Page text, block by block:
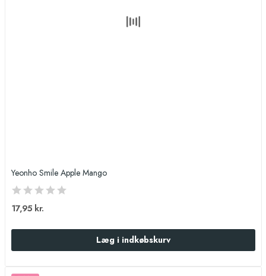
Yeonho Smile Apple Mango
17,95 kr.
Læg i indkøbskurv